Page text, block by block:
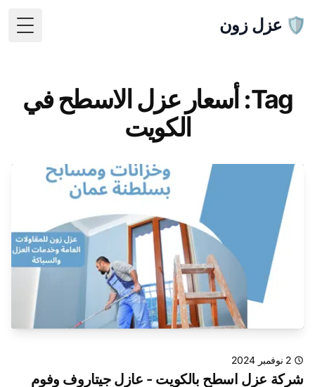
🛡️ عزل زون
Tag: أسعار عزل الاسطح في
الكويت
2 نوفمبر 2024
شركة عزل اسطح بالكويت - عازل جيتاروف وفوم